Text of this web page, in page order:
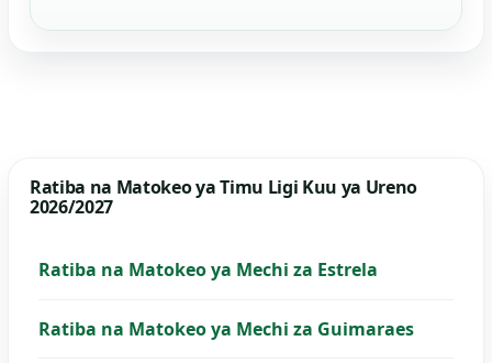
Ratiba na Matokeo ya Timu Ligi Kuu ya Ureno
2026/2027
Ratiba na Matokeo ya Mechi za Estrela
Ratiba na Matokeo ya Mechi za Guimaraes